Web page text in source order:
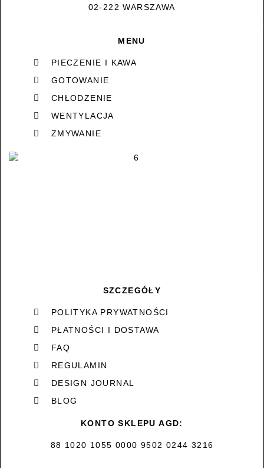
02-222 WARSZAWA
MENU
PIECZENIE I KAWA
GOTOWANIE
CHŁODZENIE
WENTYLACJA
ZMYWANIE
SZCZEGÓŁY
POLITYKA PRYWATNOŚCI
PŁATNOŚCI I DOSTAWA
FAQ
REGULAMIN
DESIGN JOURNAL
BLOG
KONTO SKLEPU AGD:
88 1020 1055 0000 9502 0244 3216